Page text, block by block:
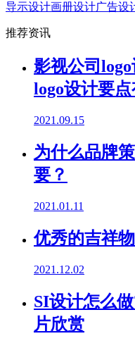
导示设计画册设计广告设
推荐资讯
影视公司
logo设计要点
2021.09.15
为什么品牌
要？
2021.01.11
优秀的吉祥
2021.12.02
SI设计怎么
片欣赏